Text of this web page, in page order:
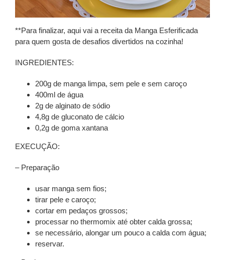
**Para finalizar, aqui vai a receita da Manga Esferificada
para quem gosta de desafios divertidos na cozinha!
INGREDIENTES:
200g de manga limpa, sem pele e sem caroço
400ml de água
2g de alginato de sódio
4,8g de gluconato de cálcio
0,2g de goma xantana
EXECUÇÃO:
– Preparação
usar manga sem fios;
tirar pele e caroço;
cortar em pedaços grossos;
processar no thermomix até obter calda grossa;
se necessário, alongar um pouco a calda com água;
reservar.